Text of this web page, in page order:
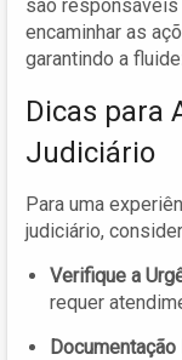
são
encaminhar as
garantindo a
Dicas para
Judiciário
Para uma
judiciário,
Verifique a
requer